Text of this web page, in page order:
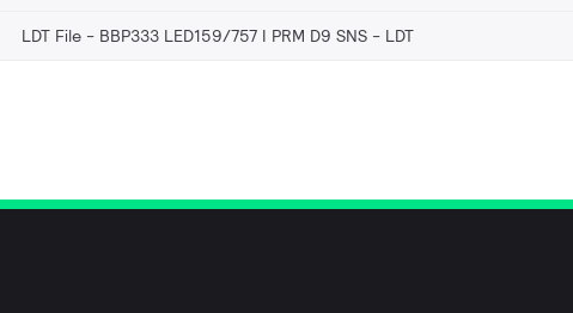
LDT File - BBP333 LED159/757 I PRM D9 SNS LDT